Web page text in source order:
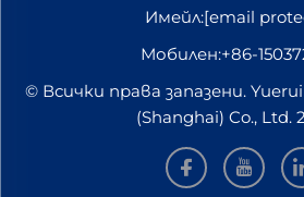
Имейл:[email
Мобилен:+86-
© Всички права запазени.
(Shanghai) Co., Ltd.